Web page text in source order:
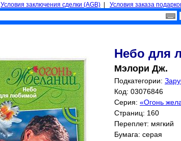
Условия заключения сделки (AGB) Условия заказа
Небо для
Мэлори Дж.
Подкатегории:
Код: 03076846
Серия: «Огонь
Страниц: 160
Переплет: мягкий
Бумага: серая